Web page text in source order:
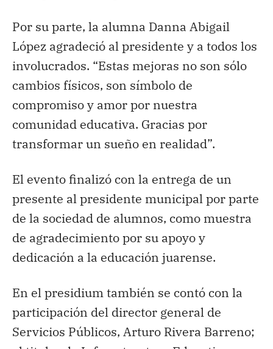
Por su parte, la alumna Danna Abigail
López agradeció al presidente y a todos los
involucrados. “Estas mejoras no son sólo
cambios físicos, son símbolo de
compromiso y amor por nuestra
comunidad educativa. Gracias por
transformar un sueño en realidad”.
El evento finalizó con la entrega de un
presente al presidente municipal por parte
de la sociedad de alumnos, como muestra
de agradecimiento por su apoyo y
dedicación a la educación juarense.
En el presidium también se contó con la
participación del director general de
Servicios Públicos, Arturo Rivera Barreno;